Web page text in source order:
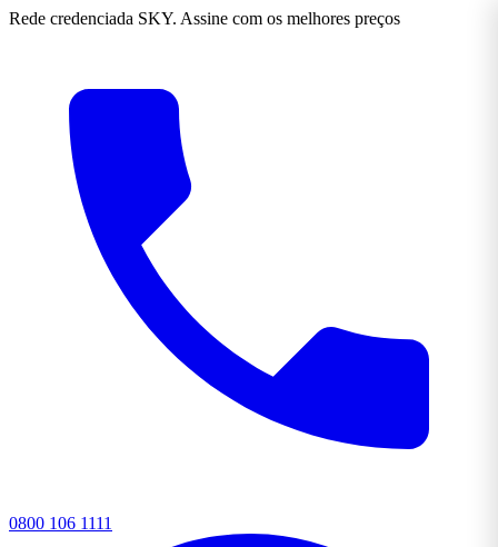
Rede credenciada SKY. Assine com os melhores preços
0800 106 1111